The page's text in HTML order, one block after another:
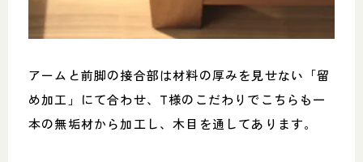
アームと前脚の接合部は材料の厚みを見せない「留
め加工」にて合わせ、T様のこだわりでこちらも一
本の無垢材から加工し、木目を通してあります。